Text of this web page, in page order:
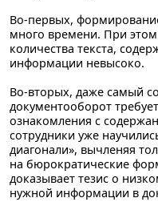
Во-первых,
много времени. При
количества текста,
информации невысоко.
Во-вторых, даже самый
документооборот
ознакомления с
сотрудники уже
диагонали», вычленяя
на бюрократические
доказывает тезис о
нужной информации в